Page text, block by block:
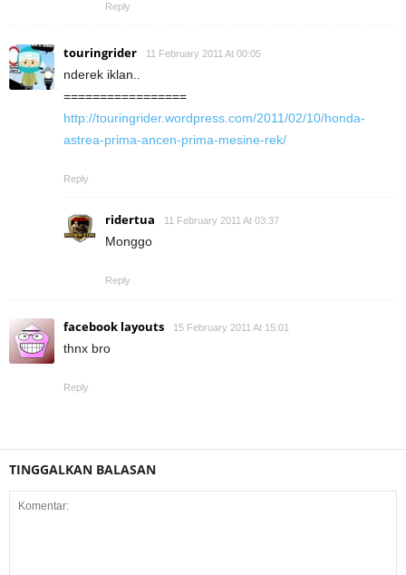
Reply
touringrider 11 February 2011 At 00:05
nderek iklan..
=================
http://touringrider.wordpress.com/2011/02/10/honda-
astrea-prima-ancen-prima-mesine-rek/
Reply
ridertua 11 February 2011 At 03:37
Monggo
Reply
facebook layouts 15 February 2011 At 15:01
thnx bro
Reply
TINGGALKAN BALASAN